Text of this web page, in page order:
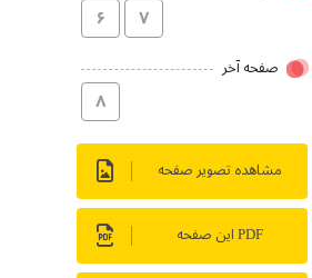
۶ ۷
صفحه آخر
۸
مشاهده تصویر صفحه
PDF این صفحه